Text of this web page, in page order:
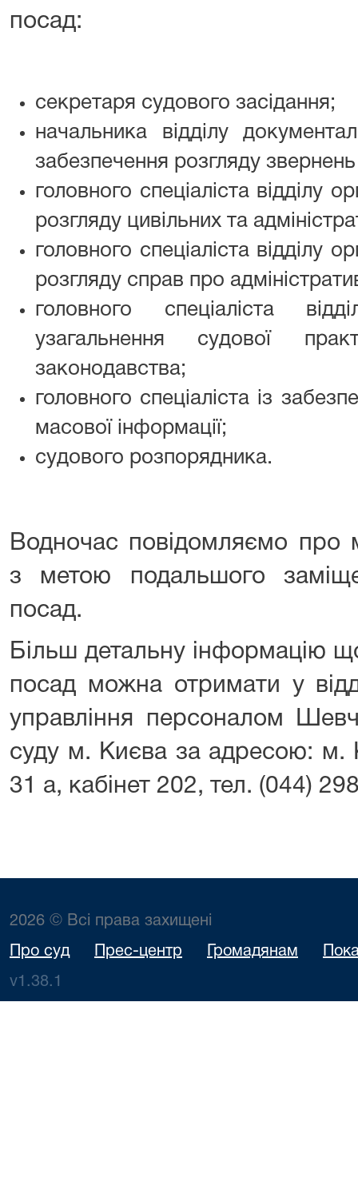
посад:
секретаря судового засідання;
начальника відділу
забезпечення розгляду
головного спеціаліста відділу
розгляду цивільних та
головного спеціаліста відділу
розгляду справ про
головного спеціаліста
узагальнення судової
законодавства;
головного спеціаліста із
масової інформації;
судового розпорядника.
Водночас повідомляємо про
з метою подальшого
посад.
Більш детальну інформацію
посад можна отримати у
управління персоналом
суду м. Києва за адресою: м.
31 а, кабінет 202, тел. (044)
2026 © Всі права захищені
Про суд Прес-центр Громадянам
v1.38.1